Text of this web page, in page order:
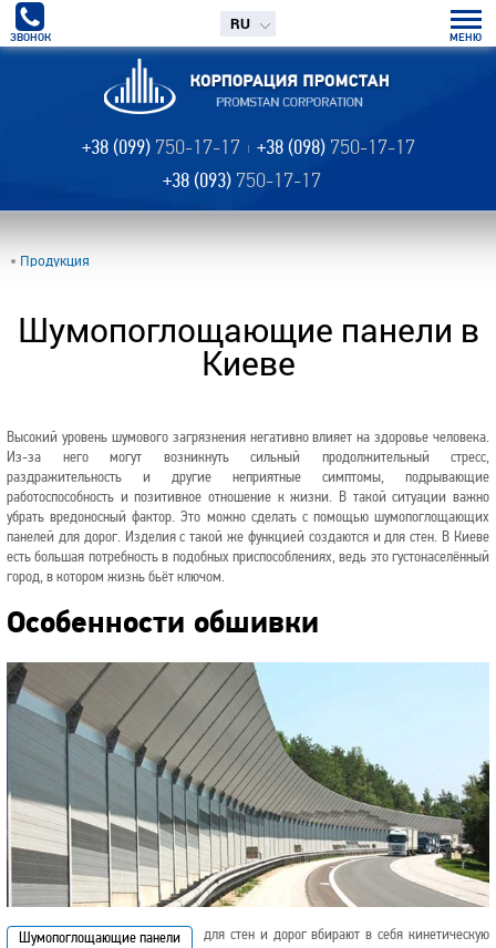
ЗВОНОК
RU
МЕНЮ
+38 (099) 750-17-17 +38 (098) 750-17-17
+38 (093) 750-17-17
Продукция
Шумопоглощающие панели в
Киеве
Высокий уровень шумового загрязнения негативно влияет на здоровье человека.
Из-за него могут возникнуть сильный продолжительный стресс,
раздражительность и другие неприятные симптомы, подрывающие
работоспособность и позитивное отношение к жизни. В такой ситуации важно
убрать вредоносный фактор. Это можно сделать с помощью шумопоглощающих
панелей для дорог. Изделия с такой же функцией создаются и для стен. В Киеве
есть большая потребность в подобных приспособлениях, ведь это густонаселённый
город, в котором жизнь бьёт ключом.
Особенности обшивки
Шумопоглощающие панели для стен и дорог вбирают в себя кинетическую